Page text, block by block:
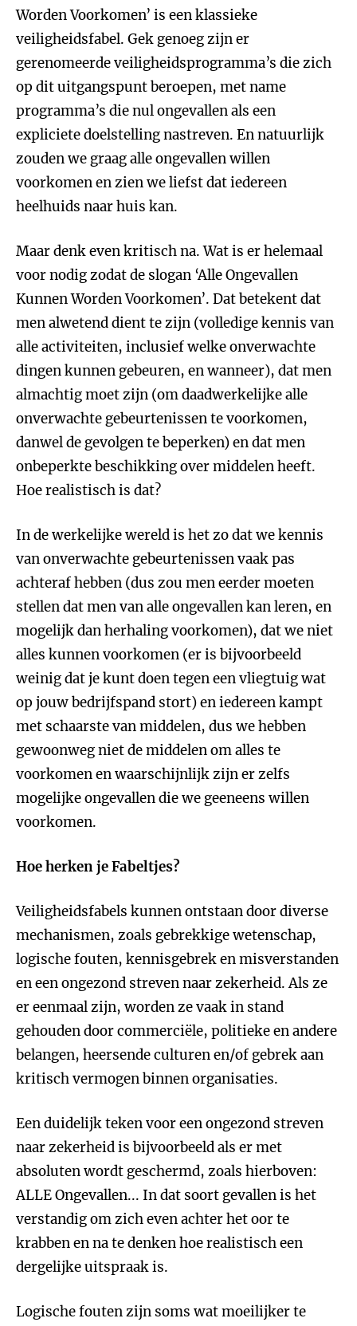
Worden Voorkomen’ is een klassieke
veiligheidsfabel. Gek genoeg zijn er
gerenomeerde veiligheidsprogramma’s die zich
op dit uitgangspunt beroepen, met name
programma’s die nul ongevallen als een
expliciete doelstelling nastreven. En natuurlijk
zouden we graag alle ongevallen willen
voorkomen en zien we liefst dat iedereen
heelhuids naar huis kan.
Maar denk even kritisch na. Wat is er helemaal
voor nodig zodat de slogan ‘Alle Ongevallen
Kunnen Worden Voorkomen’. Dat betekent dat
men alwetend dient te zijn (volledige kennis van
alle activiteiten, inclusief welke onverwachte
dingen kunnen gebeuren, en wanneer), dat men
almachtig moet zijn (om daadwerkelijke alle
onverwachte gebeurtenissen te voorkomen,
danwel de gevolgen te beperken) en dat men
onbeperkte beschikking over middelen heeft.
Hoe realistisch is dat?
In de werkelijke wereld is het zo dat we kennis
van onverwachte gebeurtenissen vaak pas
achteraf hebben (dus zou men eerder moeten
stellen dat men van alle ongevallen kan leren, en
mogelijk dan herhaling voorkomen), dat we niet
alles kunnen voorkomen (er is bijvoorbeeld
weinig dat je kunt doen tegen een vliegtuig wat
op jouw bedrijfspand stort) en iedereen kampt
met schaarste van middelen, dus we hebben
gewoonweg niet de middelen om alles te
voorkomen en waarschijnlijk zijn er zelfs
mogelijke ongevallen die we geeneens willen
voorkomen.
Hoe herken je Fabeltjes?
Veiligheidsfabels kunnen ontstaan door diverse
mechanismen, zoals gebrekkige wetenschap,
logische fouten, kennisgebrek en misverstanden
en een ongezond streven naar zekerheid. Als ze
er eenmaal zijn, worden ze vaak in stand
gehouden door commerciële, politieke en andere
belangen, heersende culturen en/of gebrek aan
kritisch vermogen binnen organisaties.
Een duidelijk teken voor een ongezond streven
naar zekerheid is bijvoorbeeld als er met
absoluten wordt geschermd, zoals hierboven:
ALLE Ongevallen... In dat soort gevallen is het
verstandig om zich even achter het oor te
krabben en na te denken hoe realistisch een
dergelijke uitspraak is.
Logische fouten zijn soms wat moeilijker te